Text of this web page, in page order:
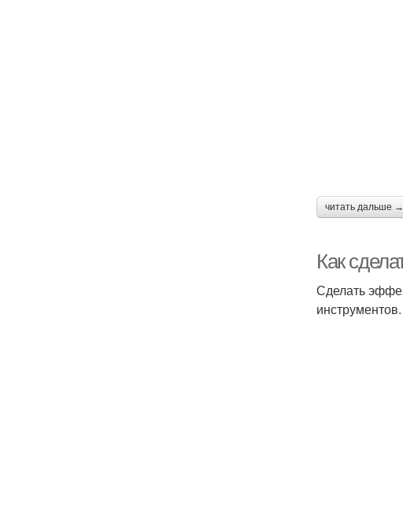
читать дальше →
Как
Сделать